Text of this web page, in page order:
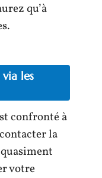
qu’à
les
confronté à
la
votre